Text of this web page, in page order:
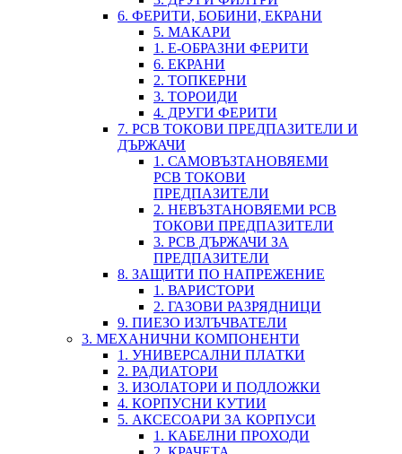
6. ФЕРИТИ, БОБИНИ, ЕКРАНИ
5. МАКАРИ
1. Е-ОБРАЗНИ ФЕРИТИ
6. ЕКРАНИ
2. ТОПКЕРНИ
3. ТОРОИДИ
4. ДРУГИ ФЕРИТИ
7. PCB ТОКОВИ ПРЕДПАЗИТЕЛИ И
ДЪРЖАЧИ
1. САМОВЪЗТАНОВЯЕМИ
PCB ТОКОВИ
ПРЕДПАЗИТЕЛИ
2. НЕВЪЗТАНОВЯЕМИ PCB
ТОКОВИ ПРЕДПАЗИТЕЛИ
3. PCB ДЪРЖАЧИ ЗА
ПРЕДПАЗИТЕЛИ
8. ЗАЩИТИ ПО НАПРЕЖЕНИЕ
1. ВАРИСТОРИ
2. ГАЗОВИ РАЗРЯДНИЦИ
9. ПИЕЗО ИЗЛЪЧВАТЕЛИ
3. МЕХАНИЧНИ КОМПОНЕНТИ
1. УНИВЕРСАЛНИ ПЛАТКИ
2. РАДИАТОРИ
3. ИЗОЛАТОРИ И ПОДЛОЖКИ
4. КОРПУСНИ КУТИИ
5. АКСЕСОАРИ ЗА КОРПУСИ
1. КАБЕЛНИ ПРОХОДИ